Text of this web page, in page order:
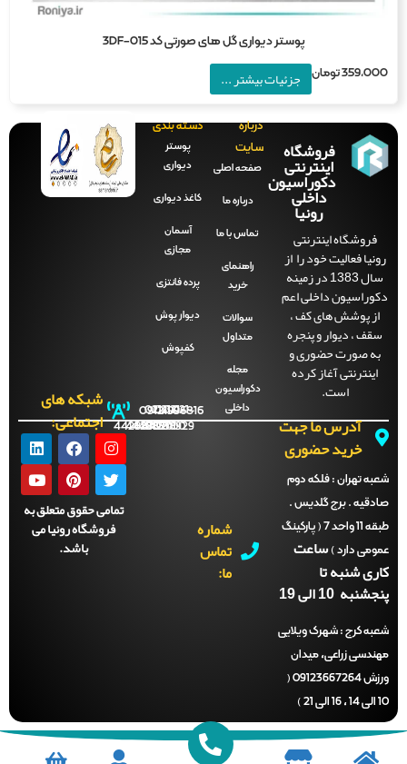
پوستر دیواری گل های صورتی کد 3DF-015
تومان جزئیات بیشتر ...
فروشگاه
اینترنتی
دکوراسیون
داخلی
رونیا
فروشگاه اینترنتی
فعالیت خود را از
سال 1383 در زمینه
داخلی اعم
پوشش های کف ،
، دیوار و پنجره
صورت حضوری و
اینترنتی آغاز کرده
درباره
سایت
صفحه‌ اصلی
درباره ما
تماس با ما
راهنمای
سوالات
متداول
دکوراسیون
دسته بندی
کاغذ دیواری
آسمان
پرده فانتزی
دیوار پوش
کفپوش
آدرس ما جهت
خرید حضوری
تهران :فلکه دوم
. برج گلدیس .
طبقه 11 واحد 7 ( پارکینگ
دارد )ساعت
شنبه تا
10 الی 19
کرج :شهرک ویلایی
زراعی، میدان
ورزش 09123667264 (
شماره
تماس
09121996816
021-
44288929
021-
44288700
021-
44288701
021-
44288702
شبکه های
اجتماعی:
تمامی حقوق متعلق به
فروشگاه رونیا می
باشد.